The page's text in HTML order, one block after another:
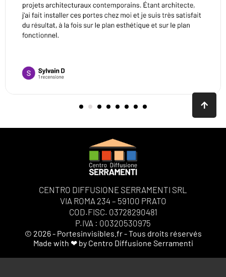
CENTRO DIFFUSIONE SERRAMENTI SRL
VIA ROMA 234 – 59100 PRATO
COD.FISC. 03728290481
P.IVA : 00320530975
© 2026 - Portesinvisibles.fr - Tous droits réservés
Made with ❤ by Centro Diffusione Serramenti